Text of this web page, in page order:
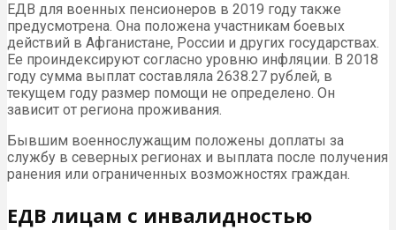
ЕДВ для военных пенсионеров в 2019 году также
предусмотрена. Она положена участникам боевых
действий в Афганистане, России и других государствах.
Ее проиндексируют согласно уровню инфляции. В 2018
году сумма выплат составляла 2638.27 рублей, в
текущем году размер помощи не определено. Он
зависит от региона проживания.
Бывшим военнослужащим положены доплаты за
службу в северных регионах и выплата после получения
ранения или ограниченных возможностях граждан.
ЕДВ лицам с инвалидностью